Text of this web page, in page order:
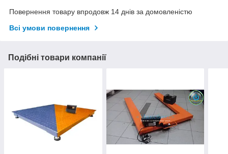
Повернення товару впродовж 14 днів за домовленістю
Всі умови повернення
Подібні товари компанії